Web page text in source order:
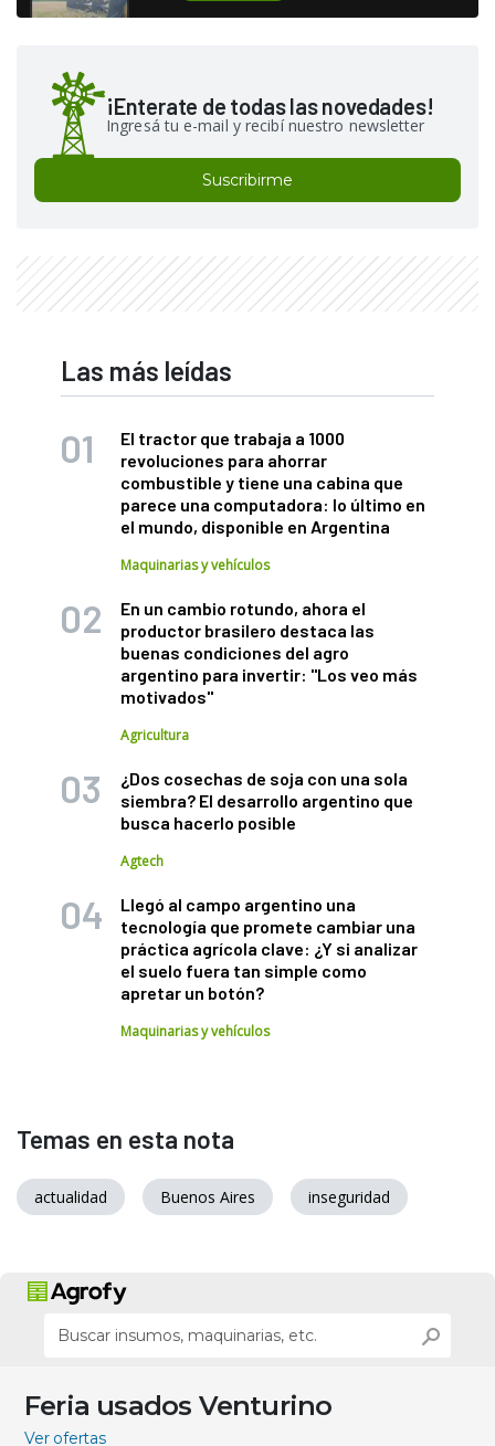
¡Enterate de todas las novedades!
Ingresá tu e-mail y recibí nuestro newsletter
Suscribirme
Las más leídas
El tractor que trabaja a 1000
revoluciones para ahorrar
combustible y tiene una cabina que
parece una computadora: lo último en
el mundo, disponible en Argentina
Maquinarias y vehículos
En un cambio rotundo, ahora el
productor brasilero destaca las
buenas condiciones del agro
argentino para invertir: "Los veo más
motivados"
Agricultura
¿Dos cosechas de soja con una sola
siembra? El desarrollo argentino que
busca hacerlo posible
Agtech
Llegó al campo argentino una
tecnología que promete cambiar una
práctica agrícola clave: ¿Y si analizar
el suelo fuera tan simple como
apretar un botón?
Maquinarias y vehículos
Temas en esta nota
actualidad Buenos Aires inseguridad
Feria usados Venturino
Ver ofertas